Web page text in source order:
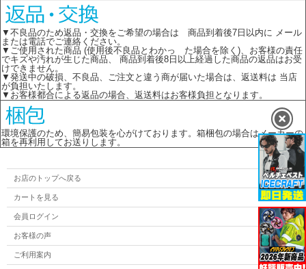
▼不良品のため返品・交換をご希望の場合は 商品到着後7日以内に メール
または電話でご連絡ください。
▼ご使用された商品 (使用後不良品とわかっ た場合を除く)、お客様の責任
でキズや汚れが生じた商品、 商品到着後8日以上経過した商品の返品はお受
けできません。
▼発送中の破損、不良品、ご注文と違う商が届いた場合は、返送料は 当店
が負担いたします。
▼お客様都合による返品の場合、返送料はお客様負担となります。
環境保護のため、簡易包装を心がけております。箱梱包の場合はメーカーの
箱を再利用してお送りします。
お店のトップへ戻る
カートを見る
会員ログイン
お客様の声
ご利用案内